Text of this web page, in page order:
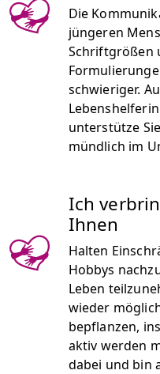
Die
jüngeren
Schriftgrößen
schwieriger.
unterstütze
mündlich im
Ich
Ihnen
Halten
Hobbys
Leben
wieder
bepflanzen,
aktiv werden
dabei und bin